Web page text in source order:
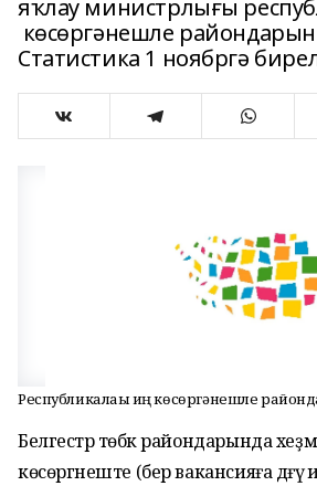
яҡлау министрлығы
көсөргәнешле
Статистика 1 ноябргә
Республикалағы иң көсөргәнешле
Белгестәр төбәк райондарында
көсөргәнеште (бер вакансияға дәғүә